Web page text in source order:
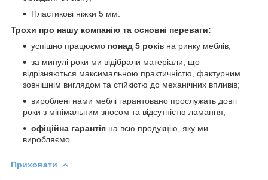
Пластикові ніжки 5 мм.
Трохи про нашу компанію та основні переваги:
успішно працюємо понад 5 років на ринку меблів;
за минулі роки ми відібрали матеріали, що
відрізняються максимальною практичністю, фактурним
зовнішнім виглядом та стійкістю до механічних впливів;
вироблені нами меблі гарантовано прослужать довгі
роки з мінімальним зносом та відсутністю ламання;
офіційна гарантія на всю продукцію, яку ми
виробляємо.
Приховати